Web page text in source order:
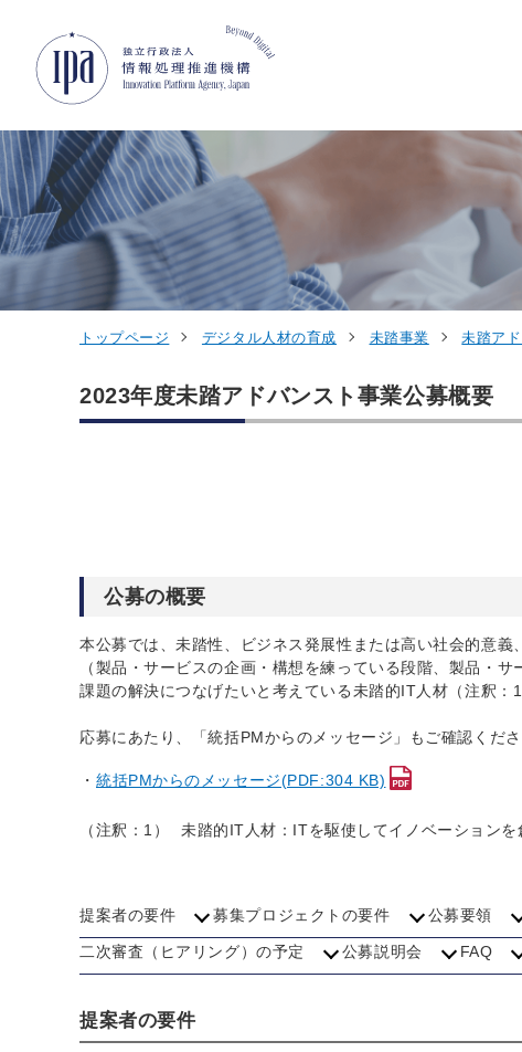
トップページ デジタル人材の育成 未踏事業 未踏ア
2023年度未踏アドバンスト事業公募概要
公募の概要
本公募では、未踏性、ビジネス発展性または高い社会的意
（製品・サービスの企画・構想を練っている段階、製品・
課題の解決につなげたいと考えている未踏的IT人材（注釈：
応募にあたり、「統括PMからのメッセージ」もご確認くださ
統括PMからのメッセージ(PDF:304 KB)
（注釈：1） 未踏的IT人材：ITを駆使してイノベーション
提案者の要件 募集プロジェクトの要件 公募要領
二次審査（ヒアリング）の予定 公募説明会 FAQ
提案者の要件